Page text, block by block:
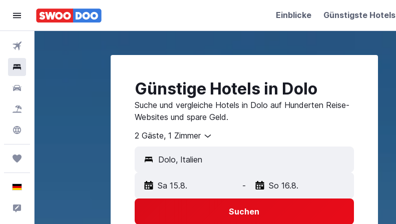
Einblicke Günstigste Hotels
Günstige Hotels in Dolo
Suche und vergleiche Hotels in Dolo auf Hunderten Reise-
Websites und spare Geld.
2 Gäste, 1 Zimmer
Sa 15.8. - So 16.8.
Suchen